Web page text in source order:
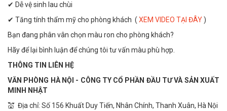
✔ Dễ vệ sinh lau chùi
✔ Tăng tính thẩm mỹ cho phòng khách ( XEM VIDEO TẠI ĐÂY)
Bạn đang phân vân chọn màu ron cho phòng khách?
Hãy để lại bình luận để chúng tôi tư vấn màu phù hợp.
THÔNG TIN LIÊN HỆ
VĂN PHÒNG HÀ NỘI - CÔNG TY CỔ PHẦN ĐẦU TƯ VÀ SẢN XUẤT
MINH NHẬT
💒 Địa chỉ: Số 156 Khuất Duy Tiến, Nhân Chính, Thanh Xuân, Hà Nội